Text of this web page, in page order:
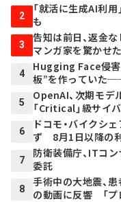
2
「就活に生成AI利
も
3
告知は前日、返金
マンガ家を驚かせ
4
Hugging Face侵害
板”を作っていた
5
OpenAI、次期モデ
「Critical」級サイ
6
ドコモ・バイクシ
ず 8月1日以降の利
7
防衛装備庁、ITコ
委託
8
手術中の大地震、
の動画に反響 「プ